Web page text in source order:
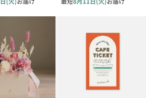
届けします。
のシーンにおすすめです。